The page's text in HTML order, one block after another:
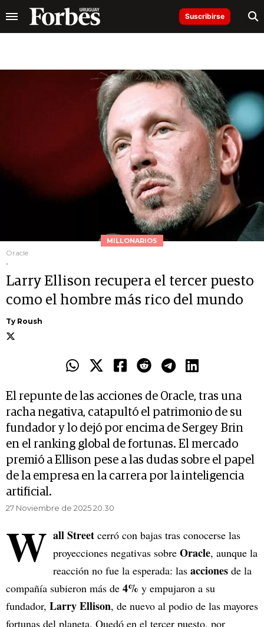
Suscribirse
MILLONARIOS
Oracle
.
Larry Ellison recupera el tercer puesto
como el hombre más rico del mundo
Ty Roush
El repunte de las acciones de Oracle, tras una
racha negativa, catapultó el patrimonio de su
fundador y lo dejó por encima de Sergey Brin
en el ranking global de fortunas. El mercado
premió a Ellison pese a las dudas sobre el papel
de la empresa en la carrera por la inteligencia
artificial.
27 Noviembre de 2025 20.30
W all Street cerró con bajas tras conocerse las
proyecciones negativas sobre Oracle, aunque la
reacción no fue la esperada: las acciones de la
compañía subieron más de 4% y empujaron a su
fundador, Larry Ellison, de nuevo al podio de las mayores
fortunas del planeta. Quedó en el tercer puesto, por